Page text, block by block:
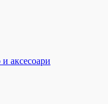
аксесоари